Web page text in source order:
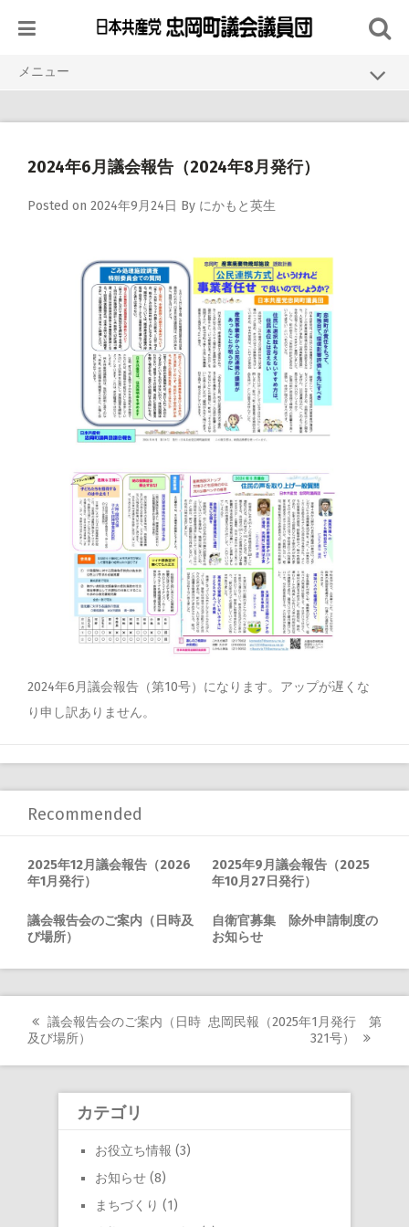
content
メニュー
議会活動
活動報告
2024年6月議会報告（2024年8月発行）
Posted on 2024年9月24日 By にかもと英生
2024年6月議会報告（第10号）になります。アップが遅くな
り申し訳ありません。
Recommended
2025年12月議会報告（2026
年1月発行）
2025年9月議会報告（2025
年10月27日発行）
議会報告会のご案内（日時及
び場所）
自衛官募集 除外申請制度の
お知らせ
Post
navigation
議会報告会のご案内（日時
及び場所）
忠岡民報（2025年1月発行 第
321号）
カテゴリ
お役立ち情報 (3)
お知らせ (8)
まちづくり (1)